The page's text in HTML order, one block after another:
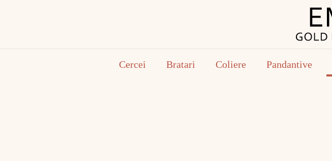
Cercei Bratari Coliere Pandantive